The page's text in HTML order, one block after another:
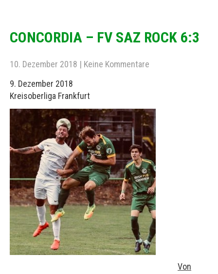
CONCORDIA – FV SAZ ROCK 6:3
10. Dezember 2018 | Keine Kommentare
9. Dezember 2018
Kreisoberliga Frankfurt
Von